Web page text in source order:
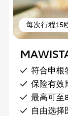
每次行程15
符合申根
保险有效
最高可至
自由选择